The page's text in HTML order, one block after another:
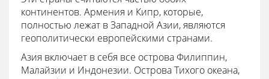
континентов. Армения и Кипр, которые,
полностью лежат в Западной Азии, являются
геополитически европейскими странами.
Азия включает в себя все острова Филиппин,
Малайзии и Индонезии. Острова Тихого океана,